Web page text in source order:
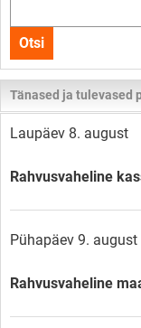
kogu
lehelt
Otsi
Tänased ja tulevased
Laupäev 8. august
Rahvusvaheline
Pühapäev 9. august
Rahvusvaheline